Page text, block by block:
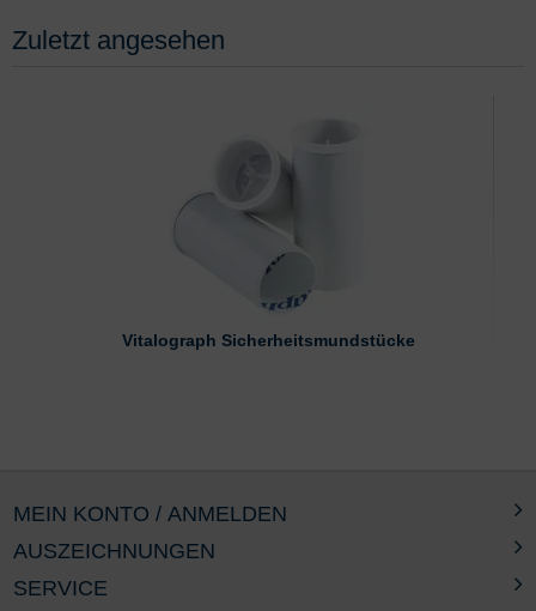
Zuletzt angesehen
Vitalograph Sicherheitsmundstücke
AUSZEICHNUNGEN
SERVICE
MEIN KONTO / ANMELDEN